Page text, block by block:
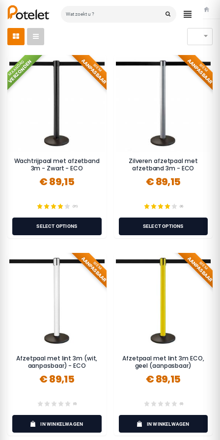
Home

MAANDAG
VERZONDEN RIEM
AANPASBAAR
Wachtrijpaal met afzetband
3m - Zwart - ECO
€ 89,15
(21)
SELECT OPTIONS
RIEM
AANPASBAAR
Zilveren afzetpaal met
afzetband 3m - ECO
€ 89,15
(8)
SELECT OPTIONS
RIEM
AANPASBAAR
Afzetpaal met lint 3m (wit,
aanpasbaar) - ECO
€ 89,15
(0)
IN WINKELWAGEN
RIEM
AANPASBAAR
Afzetpaal met lint 3m ECO,
geel (aanpasbaar)
€ 89,15
(0)
IN WINKELWAGEN